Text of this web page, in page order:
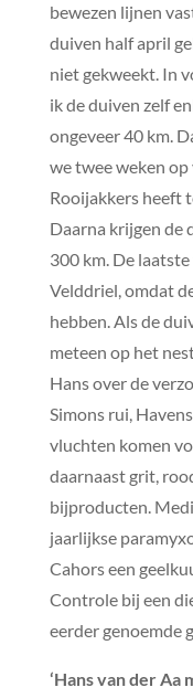
bewezen lijnen
duiven half april
niet gekweekt. In
ik de duiven zelf
ongeveer 40 km.
we twee weken
Rooijakkers heeft
Daarna krijgen de
300 km. De
Velddriel, omdat
hebben. Als de
meteen op het
Hans over de
Simons rui,
vluchten komen
daarnaast grit,
bijproducten.
jaarlijkse
Cahors een
Controle bij een
eerder genoemde
‘Hans van der Aa